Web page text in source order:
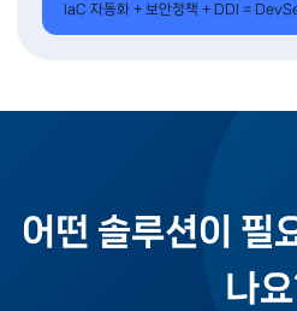
IaC 자동화 + 보안정책 + DDI =
어떤 솔루션이 필
나